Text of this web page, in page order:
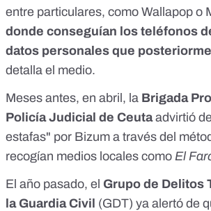
entre particulares, como Wallapop o
donde conseguían los teléfonos
datos personales que
detalla el medio.
Meses antes, en abril, la Brigada
Policía Judicial de Ceutaadvirtió
estafas" por Bizum a través del
recogían medios locales como El
El año pasado, el Grupo de Delitos
la Guardia Civil (GDT) ya alertó de